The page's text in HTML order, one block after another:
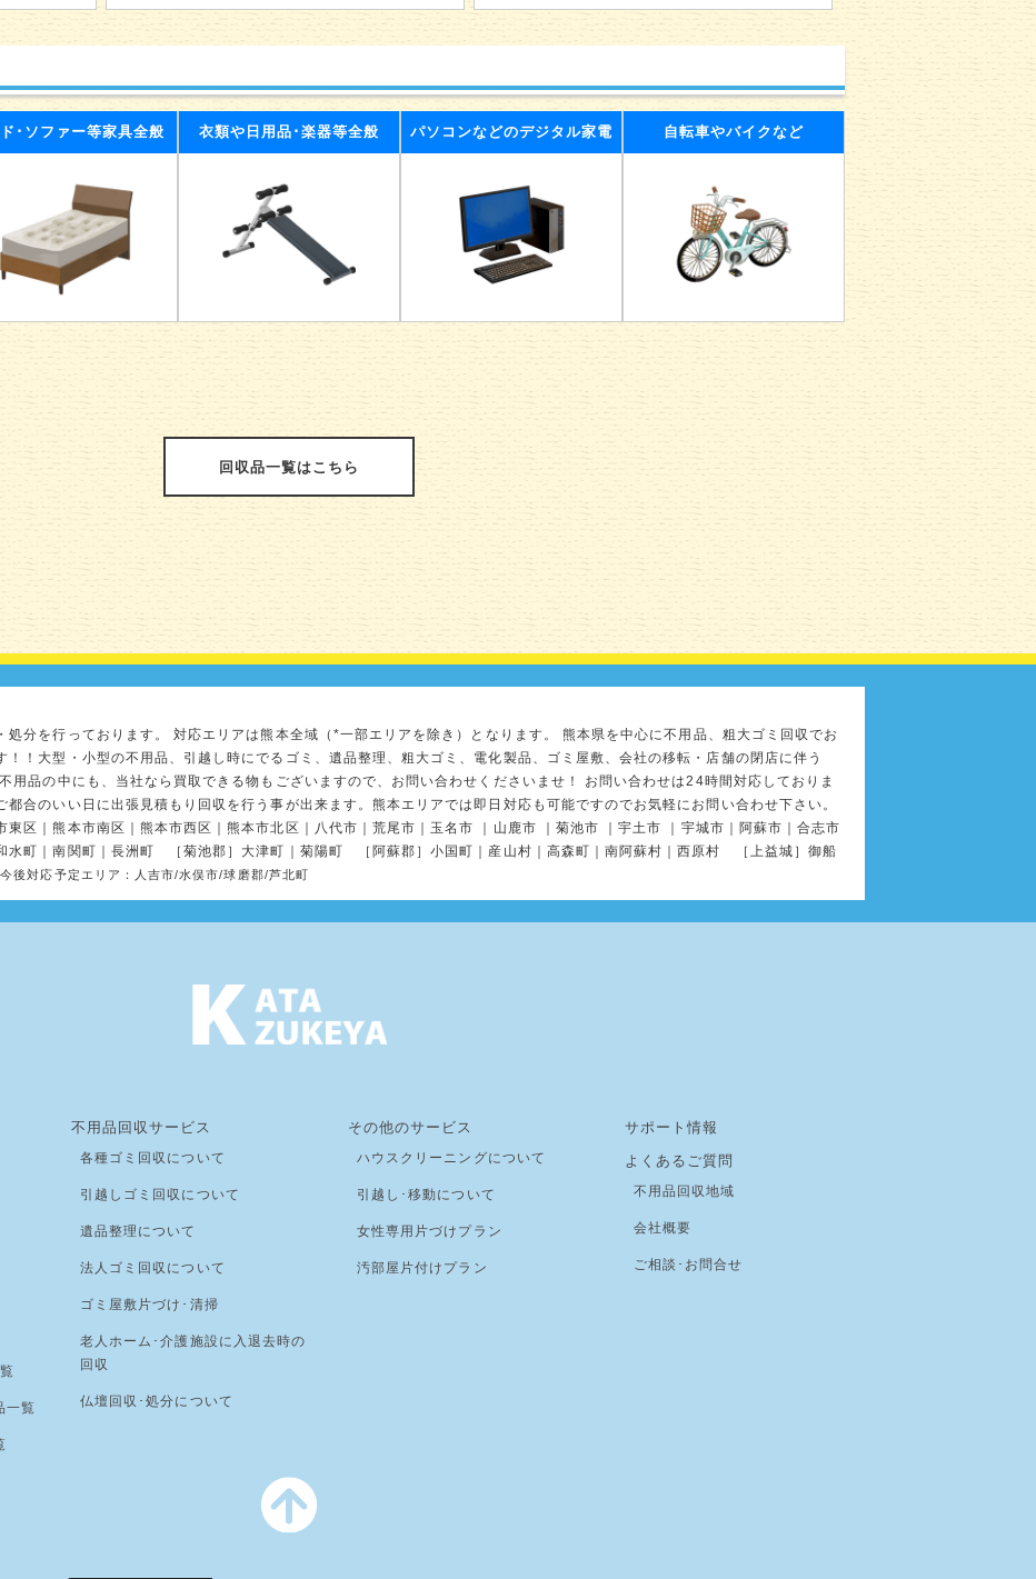
･ソファー等家具全般 衣類や日用品･楽器等全般 パソコンなどのデジタル家電 自転車やバイクなど
回収品一覧はこちら
処分を行っております。 対応エリアは熊本全域（*一部エリアを除き）となります。 熊本県を中心に不用品、粗大ゴミ回収でお
！！大型・小型の不用品、引越し時にでるゴミ、遺品整理、粗大ゴミ、電化製品、ゴミ屋敷、会社の移転・店舗の閉店に伴う
用品の中にも、当社なら買取できる物もございますので、お問い合わせくださいませ！ お問い合わせは24時間対応しておりま
合のいい日に出張見積もり回収を行う事が出来ます。熊本エリアでは即日対応も可能ですのでお気軽にお問い合わせ下さい。
東区｜熊本市南区｜熊本市西区｜熊本市北区｜八代市｜荒尾市｜玉名市 ｜山鹿市 ｜菊池市 ｜宇土市 ｜宇城市｜阿蘇市｜合志市
水町｜南関町｜長洲町 ［菊池郡］大津町｜菊陽町 ［阿蘇郡］小国町｜産山村｜高森町｜南阿蘇村｜西原村 ［上益城］御船
後対応予定エリア：人吉市/水俣市/球磨郡/芦北町
一覧
不用品回収サービス
各種ゴミ回収について
引越しゴミ回収について
遺品整理について
法人ゴミ回収について
ゴミ屋敷片づけ･清掃
老人ホーム･介護施設に入退去時の
回収
仏壇回収･処分について
その他のサービス
ハウスクリーニングについて
引越し･移動について
女性専用片づけプラン
汚部屋片付けプラン
サポート情報
よくあるご質問
不用品回収地域
会社概要
ご相談･お問合せ